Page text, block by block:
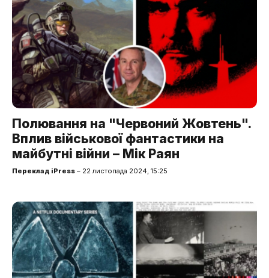
Полювання на "Червоний Жовтень".
Вплив військової фантастики на
майбутні війни – Мік Раян
Переклад iPress – 22 листопада 2024, 15:25